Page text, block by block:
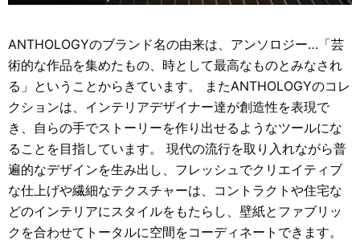
ANTHOLOGYのブランド名の由来は、アンソロジー…「芸
術的な作品を集めたもの、時として最高なものとみなされ
る」ということからきています。 またANTHOLOGYのコレ
クションは、インテリアデザイナー達が創造性を表現で
き、自らの手でストーリーを作り出せるようなツールにな
ることを目指しています。 現代の流行を取り入れながら普
遍的なデザインを生み出し、フレッシュでクリエイティブ
な仕上げや繊細なテクスチャーは、コントラクトや住宅な
どのインテリアにスタイルをもたらし、壁紙とファブリッ
クを合わせてトータルに空間をコーディネートできます。